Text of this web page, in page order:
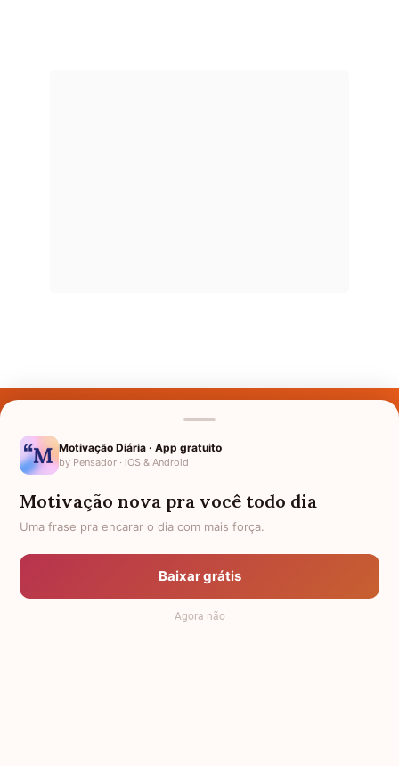
Nomes pelo Mundo
Política de Privacidade
Anuncie
Termos de Uso
Motivação Diária · App gratuito
by Pensador · iOS & Android
Motivação nova pra você todo dia
Uma frase pra encarar o dia com mais força.
Baixar grátis
Agora não